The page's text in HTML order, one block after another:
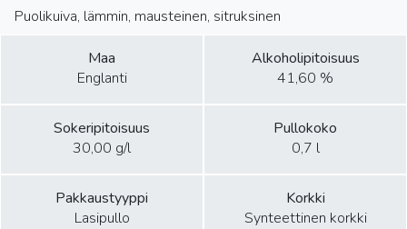
Puolikuiva, lämmin, mausteinen, sitruksinen
Maa
Englanti
Alkoholipitoisuus
41,60 %
Sokeripitoisuus
30,00 g/l
Pullokoko
0,7 l
Pakkaustyyppi
Lasipullo
Korkki
Synteettinen korkki